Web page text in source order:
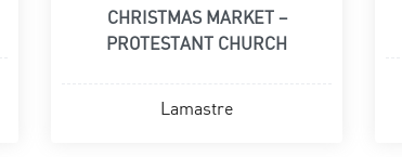
CHRISTMAS MARKET –
PROTESTANT CHURCH
Lamastre